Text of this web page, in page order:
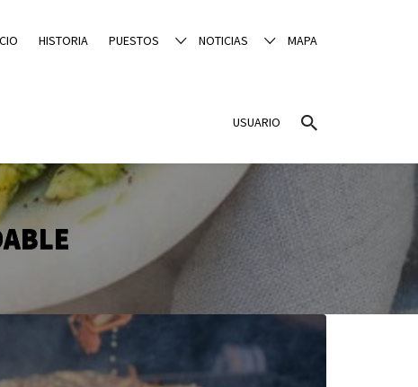
HISTORIA PUESTOS NOTICIAS MAPA
USUARIO